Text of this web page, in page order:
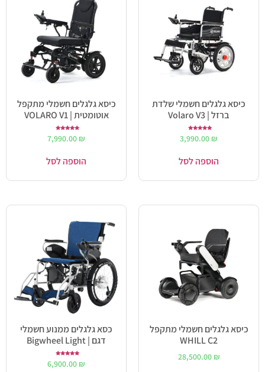
כיסא גלגלים חשמלי שלדת
ברזל | Volaro V3
5.00
3,990.00 ₪
הוספה לסל
כיסא גלגלים חשמלי מתקפל
אוטומטית | VOLARO V1
5.00
7,990.00 ₪
הוספה לסל
כיסא גלגלים חשמלי מתקפל
WHILL C2
28,500.00 ₪
כסא גלגלים ממנוע חשמלי
דגם | Bigwheel Light
5.00
6,900.00 ₪